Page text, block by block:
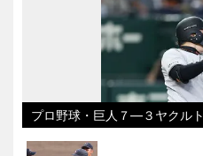
プロ野球・巨人７―３ヤクルト